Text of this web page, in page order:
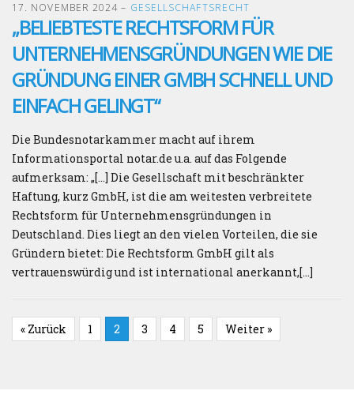
17. NOVEMBER 2024 – GESELLSCHAFTSRECHT
„BELIEBTESTE RECHTSFORM FÜR
UNTERNEHMENSGRÜNDUNGEN WIE DIE
GRÜNDUNG EINER GMBH SCHNELL UND
EINFACH GELINGT“
Die Bundesnotarkammer macht auf ihrem
Informationsportal notar.de u.a. auf das Folgende
aufmerksam: „[…] Die Gesellschaft mit beschränkter
Haftung, kurz GmbH, ist die am weitesten verbreitete
Rechtsform für Unternehmensgründungen in
Deutschland. Dies liegt an den vielen Vorteilen, die sie
Gründern bietet: Die Rechtsform GmbH gilt als
vertrauenswürdig und ist international anerkannt,[…]
« Zurück 1 2 3 4 5 Weiter »